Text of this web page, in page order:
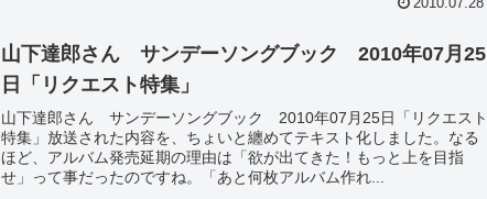
2010.07.28
山下達郎さん サンデーソングブック 2010年07月25
日「リクエスト特集」
山下達郎さん サンデーソングブック 2010年07月25日「リクエスト
特集」放送された内容を、ちょいと纏めてテキスト化しました。なる
ほど、アルバム発売延期の理由は「欲が出てきた！もっと上を目指
せ」って事だったのですね。「あと何枚アルバム作れ...